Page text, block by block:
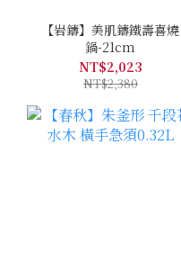
【岩鑄】美肌鑄鐵壽喜燒
鍋-21cm
NT$2,023
NT$2,380